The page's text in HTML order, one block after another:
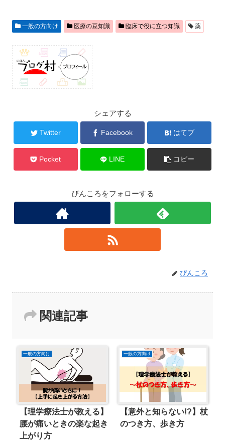
一般の方向け 医療の豆知識 臨床で役に立つ知識 薬
シェアする
Twitter Facebook はてブ
Pocket LINE コピー
ぴんころをフォローする
ぴんころ
関連記事
一般の方向け
【理学療法士が教える】
腰が痛いときの楽な起き
上がり方
一般の方向け
【意外と知らない!?】杖
のつき方、歩き方